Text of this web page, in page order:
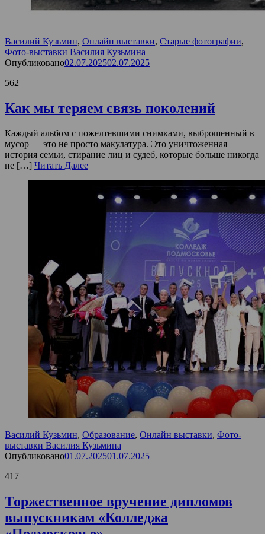
Василий Кузьмин, Онлайн выставки, Старые фотографии,
Фото-выставки Василия Кузьмина
Опубликовано02.07.202502.07.2025
562
Как мы теряем связь поколений
Каждый альбом с пожелтевшими снимками, выброшенный в
мусор — это не просто макулатура. Это уничтоженная
история семьи, стирание лиц и судеб, которые больше никогда
не […] Читать Далее
Василий Кузьмин, Образование, Онлайн выставки, Фото-
выставки Василия Кузьмина
Опубликовано01.07.202501.07.2025
417
Торжественное вручение дипломов
выпускникам «Колледжа